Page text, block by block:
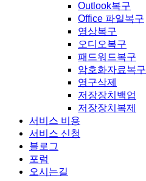
Outlook복구
Office 파일복구
영상복구
오디오복구
패드워드복구
암호화자료복구
영구삭제
저장장치백업
저장장치복제
서비스 비용
서비스 신청
블로그
포럼
오시는길